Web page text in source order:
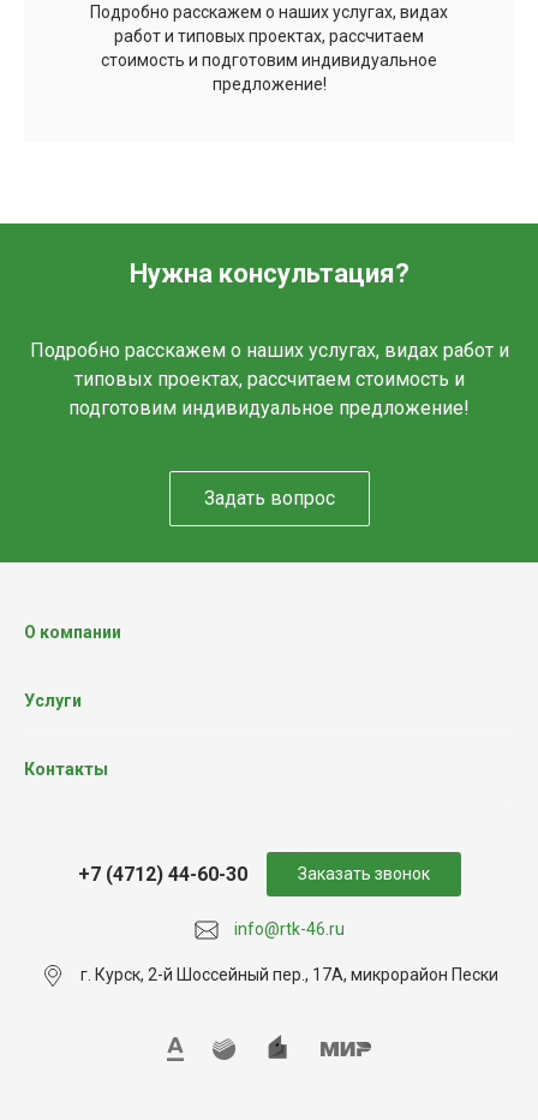
Подробно расскажем о наших услугах, видах
работ и типовых проектах, рассчитаем
стоимость и подготовим индивидуальное
предложение!
Нужна консультация?
Подробно расскажем о наших услугах, видах работ и
типовых проектах, рассчитаем стоимость и
подготовим индивидуальное предложение!
Задать вопрос
О компании
Услуги
Контакты
info@rtk-46.ru
+7 (4712) 44-60-30
г. Курск, 2-й Шоссейный пер., 17А, микрорайон Пески
Заказать звонок